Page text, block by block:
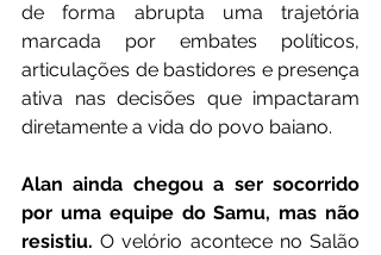
de forma abrupta uma trajetória
marcada por embates políticos,
articulações de bastidores e presença
ativa nas decisões que impactaram
diretamente a vida do povo baiano.
Alan ainda chegou a ser socorrido
por uma equipe do Samu, mas não
resistiu. O velório acontece no Salão